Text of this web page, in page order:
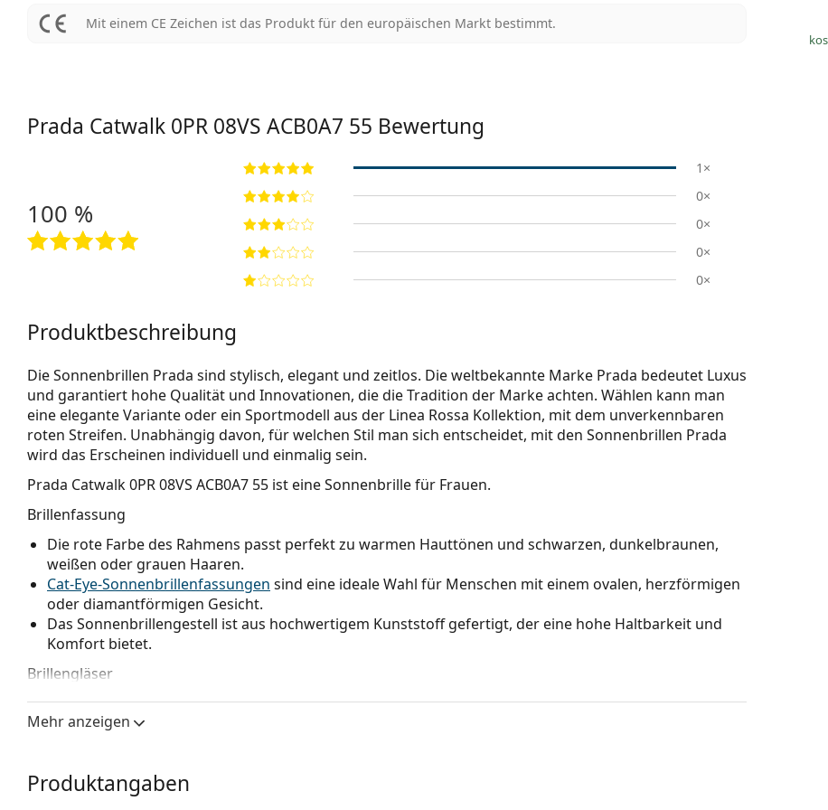
Mit einem CE Zeichen ist das Produkt für den europäischen Markt bestimmt.
Prada Catwalk 0PR 08VS ACB0A7 55 Bewertung
100 %
1×
0×
0×
0×
0×
Produktbeschreibung
Die Sonnenbrillen Prada sind stylisch, elegant und zeitlos. Die weltbekannte Marke Prada bedeutet Luxus
und garantiert hohe Qualität und Innovationen, die die Tradition der Marke achten. Wählen kann man
eine elegante Variante oder ein Sportmodell aus der Linea Rossa Kollektion, mit dem unverkennbaren
roten Streifen. Unabhängig davon, für welchen Stil man sich entscheidet, mit den Sonnenbrillen Prada
wird das Erscheinen individuell und einmalig sein.
Prada Catwalk 0PR 08VS ACB0A7 55 ist eine Sonnenbrille für Frauen.
Brillenfassung
Die rote Farbe des Rahmens passt perfekt zu warmen Hauttönen und schwarzen, dunkelbraunen,
weißen oder grauen Haaren.
Cat-Eye-Sonnenbrillenfassungen sind eine ideale Wahl für Menschen mit einem ovalen, herzförmigen
oder diamantförmigen Gesicht.
Das Sonnenbrillengestell ist aus hochwertigem Kunststoff gefertigt, der eine hohe Haltbarkeit und
Komfort bietet.
Brillengläser
Die grauen Gläser reduzieren die Intensität des Lichts, ohne den Kontrast zu beeinträchtigen oder die
Farben zu verfälschen.
und die hellere Tönung unten sorgt für ausreichende Sicht. Diese Gläserbehandlung sorgt für eine
bessere Orientierung im Raum und ist z. B. für Autofahrer ideal, da sie im unteren Teil des Glases eine
Mehr anzeigen
Produktangaben